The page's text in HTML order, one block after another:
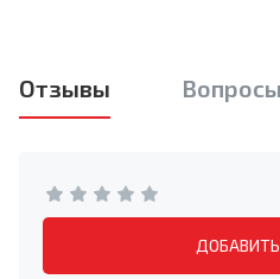
Отзывы Вопросы